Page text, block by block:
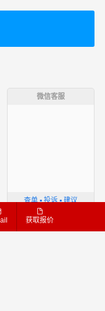
获取报价
微信客服
查单 ▪ 投诉 ▪ 建议